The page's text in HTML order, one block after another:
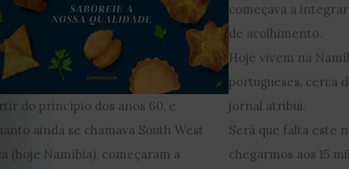
do princípio dos anos 60, e
ainda se chamava South West
(hoje Namíbia), começaram a
começava a
de acolhimento.
Hoje vivem na
portugueses, cerca
jornal atribui.
Será que falta este
chegarmos aos 15